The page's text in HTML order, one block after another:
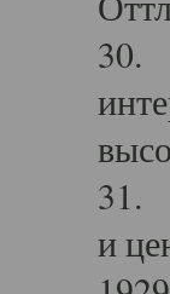
30.
31.
и